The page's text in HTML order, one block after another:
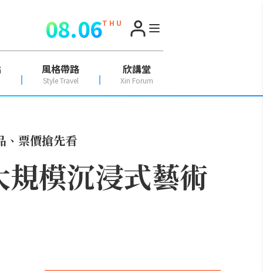
08.06T H U
風格帶路
Style Travel
欣講堂
Xin Forum
、票價搶先看
模沉浸式藝術